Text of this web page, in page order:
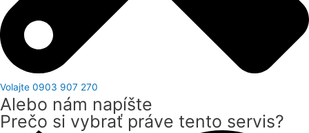
Volajte 0903 907 270
Alebo nám napíšte
Prečo si vybrať práve tento servis?